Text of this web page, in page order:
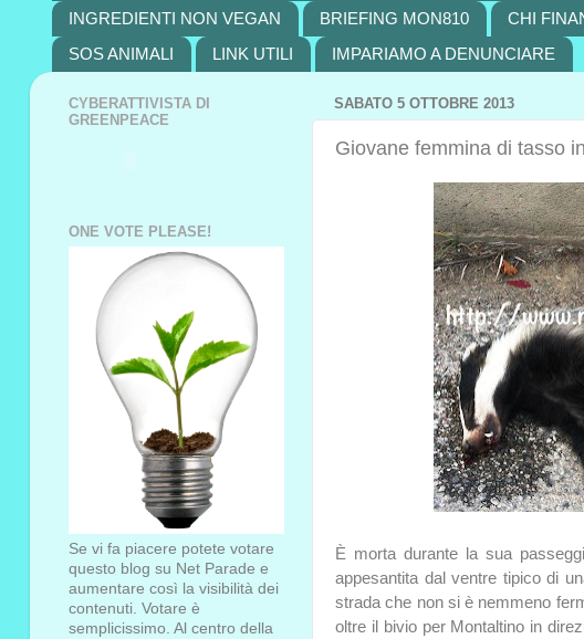
INGREDIENTI NON VEGAN
BRIEFING MON810 CHI
SOS ANIMALI
LINK UTILI IMPARIAMO A DENUNCIARE
SABATO 5 OTTOBRE 2013
Giovane femmina di tasso
È morta durante la sua
appesantita dal ventre tipico di
strada che non si è nemmeno
oltre il bivio per Montaltino in
CYBERATTIVISTA DI
GREENPEACE
ONE VOTE PLEASE!
Se vi fa piacere potete votare
questo blog su Net Parade e
aumentare così la visibilità dei
contenuti. Votare è
semplicissimo. Al centro della